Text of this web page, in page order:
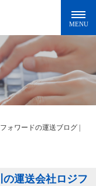
ォワードの運送ブログ |
の運送会社ロジフ